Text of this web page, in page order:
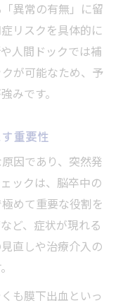
の正しい理解
期対応の秘訣
と対応策まとめ
早期発見する意
ドバイス
トを提案
た際の対処法
かを考察
効果を検証する
声への見解
基準を整理
の注意点
異常の有無」に留
リスクを具体的に
人間ドックでは補
が可能なため、予
みです。
重要性
因であり、突然発
ックは、脳卒中の
めて重要な役割を
ど、症状が現れる
直しや治療介入の
も膜下出血といっ